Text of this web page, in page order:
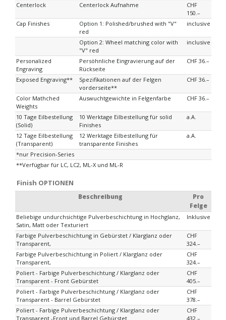
Centerlock
Centerlock Aufnahme
CHF
150.–
Cap Finishes
Option 1: Polished/brushed with "V"
red
inclusive
Option 2: Wheel matching color with
"V" red
inclusive
Personalized
Engraving
Persöhnliche Eingravierung auf der
Rückseite
CHF 36.–
Exposed Engraving**
Spezifikationen auf der Felgen
vorderseite**
CHF 36.–
Color Mathched
Weights
Auswuchtgewichte in Felgenfarbe CHF 36.–
10 Tage Eilbestellung
(Solid)
10 Werktage Eilbestellung für solid
Finishes
a.A.
12 Tage Eilbestellung
(Transparent)
12 Werktage Eilbestellung für
transparente Finishes
a.A.
*nur Precision-Series
**Verfügbar für LC, LC2, ML-X und ML-R
Finish OPTIONEN
Beschreibung
Pro
Felge
Beliebige undurchsichtige Pulverbeschichtung in Hochglanz,
Satin, Matt oder Texturiert
Inklusive
Farbige Pulverbeschichtung in Gebürstet / Klarglanz oder
Transparent,
CHF
324.–
Farbige Pulverbeschichtung in Poliert / Klarglanz oder
Transparent,
CHF
324.–
Poliert - Farbige Pulverbeschichtung / Klarglanz oder
Transparent - Front Gebürstet
CHF
405.–
Poliert - Farbige Pulverbeschichtung / Klarglanz oder
Transparent - Barrel Gebürstet
CHF
378.–
Poliert - Farbige Pulverbeschichtung / Klarglanz oder
Transparent -Front und Barrel Gebürstet
CHF
432.–